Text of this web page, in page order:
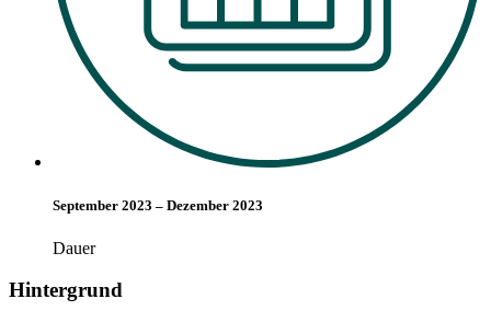
September 2023 – Dezember 2023
Dauer
Hintergrund